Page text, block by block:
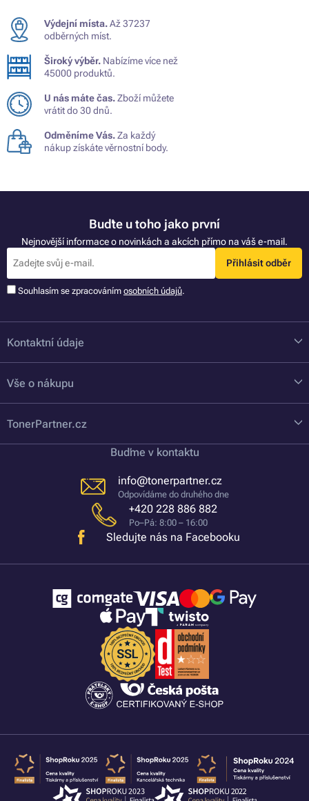
Výdejní místa.Až 37237
odběrných míst.
Široký výběr. Nabízíme více než
45000 produktů.
U nás máte čas.Zboží můžete
vrátit do 30 dnů.
Odměníme Vás.Za každý
nákup získáte věrnostní body.
Buďte u toho jako první
Nejnovější informace o novinkách a akcích přímo na váš e-mail.
Přihlásit odběr
Souhlasím se zpracováním osobních údajů.
Kontaktní údaje
Vše o nákupu
TonerPartner.cz
Buďme v kontaktu
info@tonerpartner.cz
Odpovídáme do druhého dne
+420 228 886 882
Po–Pá: 8:00 – 16:00
Sledujte nás na Facebooku